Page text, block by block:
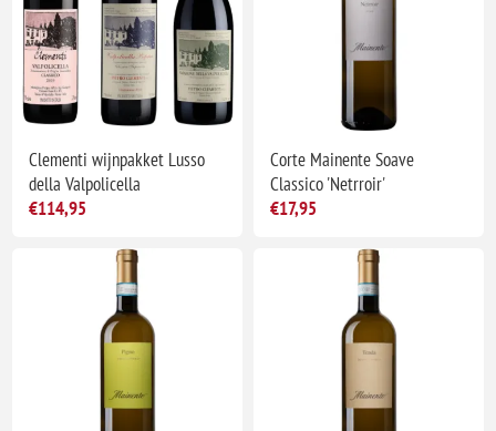
Clementi wijnpakket Lusso
della Valpolicella
€114,95
Corte Mainente Soave
Classico 'Netrroir'
€17,95